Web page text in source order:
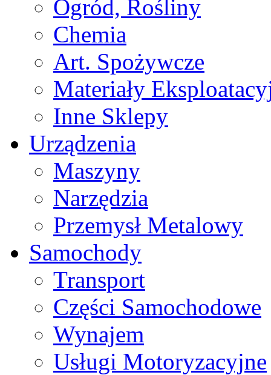
Ogród, Rośliny
Chemia
Art. Spożywcze
Materiały
Inne Sklepy
Urządzenia
Maszyny
Narzędzia
Przemysł Metalowy
Samochody
Transport
Części Samochodowe
Wynajem
Usługi Motoryzacyjne